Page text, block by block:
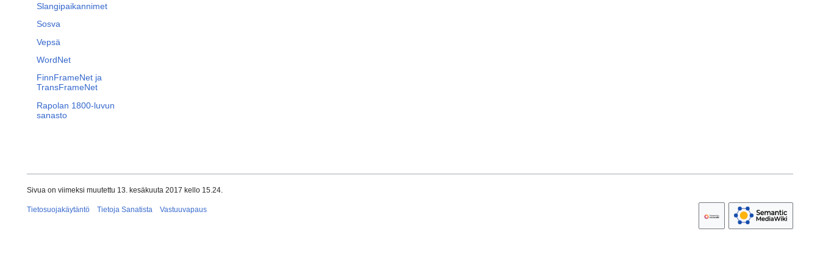
Slangipaikannimet
Sosva
Vepsä
WordNet
FinnFrameNet ja
TransFrameNet
Rapolan 1800-luvun
sanasto
Sivua on viimeksi muutettu 13. kesäkuuta 2017 kello 15.24.
Tietosuojakäytäntö Tietoja Sanatista Vastuuvapaus